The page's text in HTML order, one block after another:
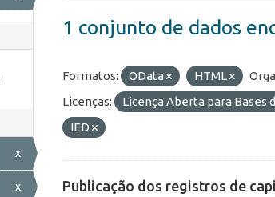
x
x
1 conjunto de dados
Formatos: OData HTML
Licenças:
Licença Aberta para Bases
IED
Publicação dos registros de